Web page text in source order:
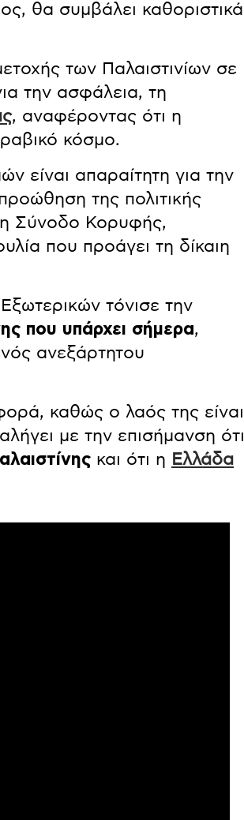
θα συμβάλει καθοριστικά
των Παλαιστινίων σε
την ασφάλεια, τη
, αναφέροντας ότι η
κόσμο.
είναι απαραίτητη για την
της πολιτικής
Σύνοδο Κορυφής,
που προάγει τη δίκαιη
τόνισε την
που υπάρχει σήμερα,
ανεξάρτητου
καθώς ο λαός της είναι
με την επισήμανση ότι
και ότι η Ελλάδα